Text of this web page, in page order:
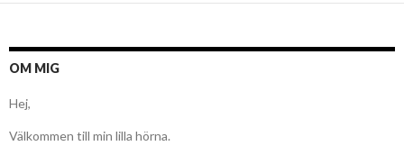
OM MIG
Hej,
Välkommen till min lilla hörna.